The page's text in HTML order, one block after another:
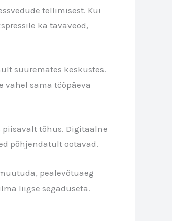
tellimisest. Kui
ka tavaveod,
suuremates keskustes.
vahel sama tööpäeva
piisavalt tõhus. Digitaalne
põhjendatult ootavad.
pealevõtuaeg
liigse segaduseta.